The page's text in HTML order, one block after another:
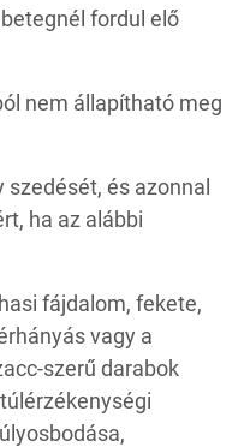
fordul elő
nem állapítható meg
és azonnal
ha az alábbi
fájdalom, fekete,
vagy a
szerű darabok